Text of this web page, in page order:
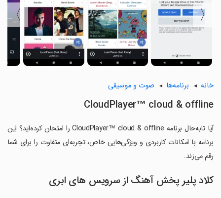
〈
〉
خانه برنامه‌ها صوت و موسیقی
CloudPlayer™ cloud & offline
آیا تابه‌حال برنامه CloudPlayer™ cloud & offline را امتحان کرده‌اید؟ این
برنامه با امکانات کاربردی و ویژگی‌هایی خاص، تجربه‌ای متفاوت را برای شما
رقم می‌زند.
کلاد پلیر پخش آهنگ از سرویس های ابری